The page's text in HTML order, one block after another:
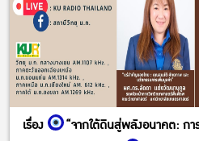
ร่วมสนุกได้ตั้งแต่ 10 พฤศจิกายน –
น.
โดยนับคะแนนรวมกับการโหวตภายในงาน
มาส่งกำลังใจให้ผู้เข้าร่วมประกวดกั
เรื่อง
“จากใต้ดินสู่พลังอนาคต: ก